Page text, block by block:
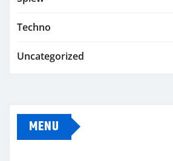
Techno
Uncategorized
MENU